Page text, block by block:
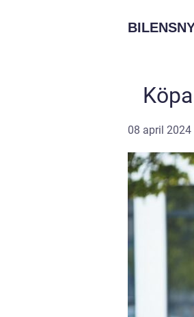
08 april 2024